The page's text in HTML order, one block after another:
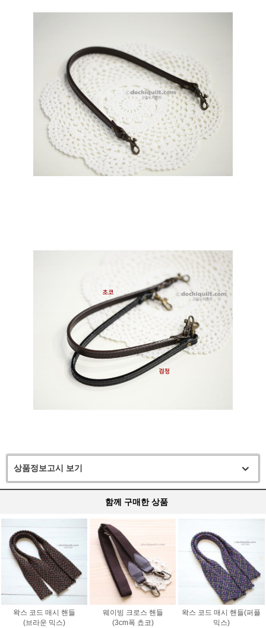
상품정보고시 보기
함께 구매한 상품
왁스 코드 매시 핸들
(브라운 믹스)
웨이빙 크로스 핸들
(3cm폭 쵸코)
왁스 코드 매시 핸들(퍼플
믹스)